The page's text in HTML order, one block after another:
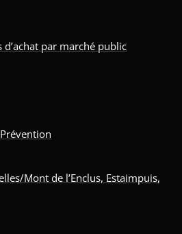
par marché public
Mont de l’Enclus, Estaimpuis,